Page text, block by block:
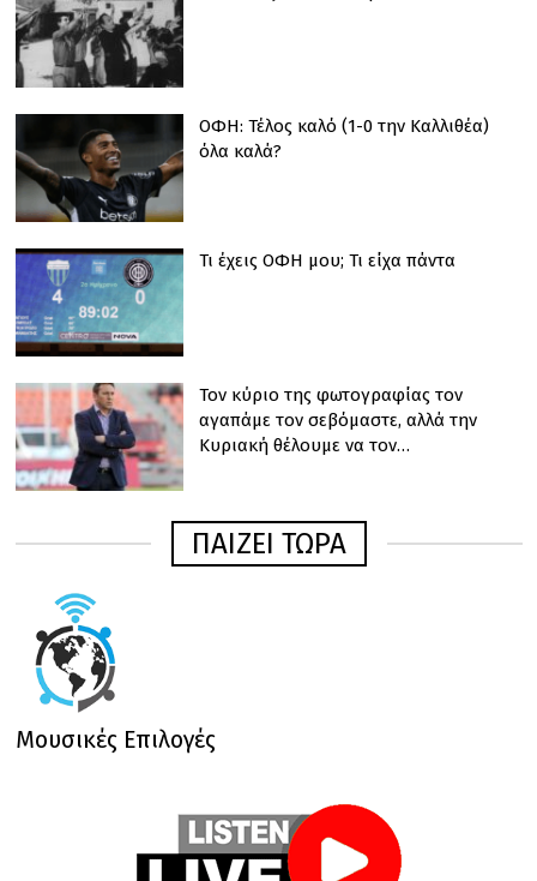
ΟΦΗ: Τέλος καλό (1-0 την Καλλιθέα)
όλα καλά?
Τι έχεις ΟΦΗ μου; Τι είχα πάντα
Τον κύριο της φωτογραφίας τον
αγαπάμε τον σεβόμαστε, αλλά την
Κυριακή θέλουμε να τον…
ΠΑΙΖΕΙ ΤΩΡΑ
Μουσικές Επιλογές